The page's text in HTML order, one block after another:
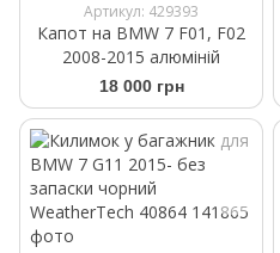
Артикул: 429393
Капот на BMW 7 F01, F02
2008-2015 алюміній
18 000 грн